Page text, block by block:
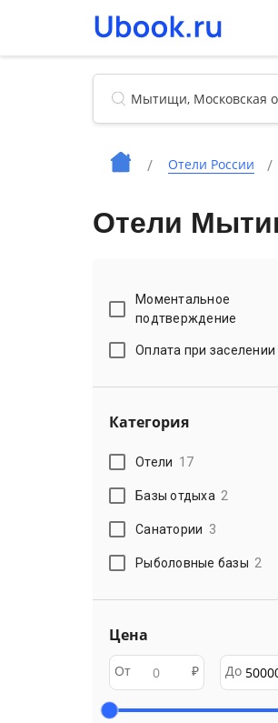
Отели России
Отели
Моментальное
подтверждение
Оплата при заселении
Категория
Отели 17
Базы отдыха 2
Санатории 3
Рыболовные базы 2
Цена
От ₽ До